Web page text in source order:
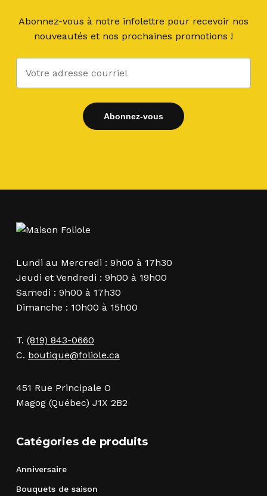
Abonnez-vous à notre infolettre pour recevoir nos
nouveautés et nos prochaines promotions !
Lundi au Mercredi : 9h00 à 17h30
Jeudi et Vendredi : 9h00 à 19h00
Samedi : 9h00 à 17h30
Dimanche : 10h00 à 15h00
T. (819) 843-0660
C. boutique@foliole.ca
451 Rue Principale O
Magog (Québec) J1X 2B2
Catégories de produits
Anniversaire
Bouquets de saison